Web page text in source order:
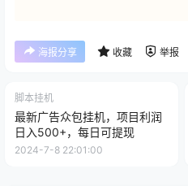
海报分享 收藏 举报
脚本挂机
最新广告众包挂机，项目利润
日入500+，每日可提现
2024-7-8 22:01:00